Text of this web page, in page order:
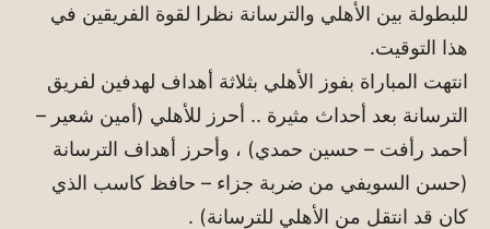
للبطولة بين الأهلي والترسانة نظرا لقوة الفريقين في
هذا التوقيت.
انتهت المباراة بفوز الأهلي بثلاثة أهداف لهدفين لفريق
الترسانة بعد أحداث مثيرة .. أحرز للأهلي (أمين شعير –
أحمد رأفت – حسين حمدي) ، وأحرز أهداف الترسانة
(حسن السويفي من ضربة جزاء – حافظ كاسب الذي
كان قد انتقل من الأهلي للترسانة) .